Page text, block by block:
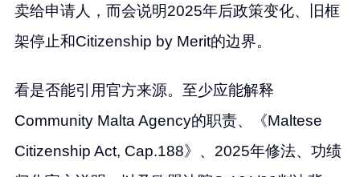
卖给申请人，而会说明2025年后政策变化、旧框
架停止和Citizenship by Merit的边界。
看是否能引用官方来源。至少应能解释
Community Malta Agency的职责、《Maltese
Citizenship Act, Cap.188》、2025年修法、功绩